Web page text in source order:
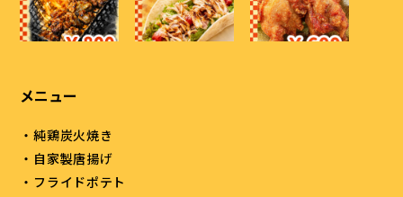
メニュー
・純鶏炭火焼き
・自家製唐揚げ
・フライドポテト